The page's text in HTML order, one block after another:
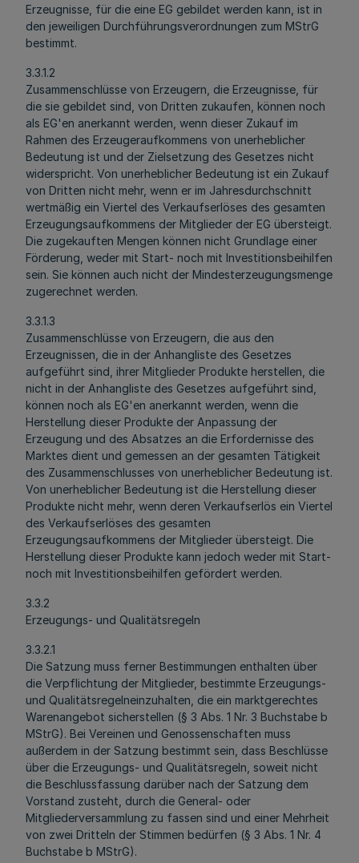
Erzeugnisse, für die eine EG gebildet werden kann, ist in
den jeweiligen Durchführungsverordnungen zum MStrG
bestimmt.
3.3.1.2
Zusammenschlüsse von Erzeugern, die Erzeugnisse, für
die sie gebildet sind, von Dritten zukaufen, können noch
als EG'en anerkannt werden, wenn dieser Zukauf im
Rahmen des Erzeugeraufkommens von unerheblicher
Bedeutung ist und der Zielsetzung des Gesetzes nicht
widerspricht. Von unerheblicher Bedeutung ist ein Zukauf
von Dritten nicht mehr, wenn er im Jahresdurchschnitt
wertmäßig ein Viertel des Verkaufserlöses des gesamten
Erzeugungsaufkommens der Mitglieder der EG übersteigt.
Die zugekauften Mengen können nicht Grundlage einer
Förderung, weder mit Start- noch mit Investitionsbeihilfen
sein. Sie können auch nicht der Mindesterzeugungsmenge
zugerechnet werden.
3.3.1.3
Zusammenschlüsse von Erzeugern, die aus den
Erzeugnissen, die in der Anhangliste des Gesetzes
aufgeführt sind, ihrer Mitglieder Produkte herstellen, die
nicht in der Anhangliste des Gesetzes aufgeführt sind,
können noch als EG'en anerkannt werden, wenn die
Herstellung dieser Produkte der Anpassung der
Erzeugung und des Absatzes an die Erfordernisse des
Marktes dient und gemessen an der gesamten Tätigkeit
des Zusammenschlusses von unerheblicher Bedeutung ist.
Von unerheblicher Bedeutung ist die Herstellung dieser
Produkte nicht mehr, wenn deren Verkaufserlös ein Viertel
des Verkaufserlöses des gesamten
Erzeugungsaufkommens der Mitglieder übersteigt. Die
Herstellung dieser Produkte kann jedoch weder mit Start-
noch mit Investitionsbeihilfen gefördert werden.
3.3.2
Erzeugungs- und Qualitätsregeln
3.3.2.1
Die Satzung muss ferner Bestimmungen enthalten über
die Verpflichtung der Mitglieder, bestimmte Erzeugungs-
und Qualitätsregelneinzuhalten, die ein marktgerechtes
Warenangebot sicherstellen (§ 3 Abs. 1 Nr. 3 Buchstabe b
MStrG). Bei Vereinen und Genossenschaften muss
außerdem in der Satzung bestimmt sein, dass Beschlüsse
über die Erzeugungs- und Qualitätsregeln, soweit nicht
die Beschlussfassung darüber nach der Satzung dem
Vorstand zusteht, durch die General- oder
Mitgliederversammlung zu fassen sind und einer Mehrheit
von zwei Dritteln der Stimmen bedürfen (§ 3 Abs. 1 Nr. 4
Buchstabe b MStrG).